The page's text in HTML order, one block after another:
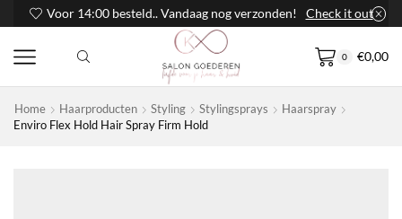
Voor 14:00 besteld.. Vandaag nog verzonden! Check it out
0 €0,00
Home Haarproducten Styling Stylingsprays
Haarspray
Enviro Flex Hold Hair Spray Firm Hold